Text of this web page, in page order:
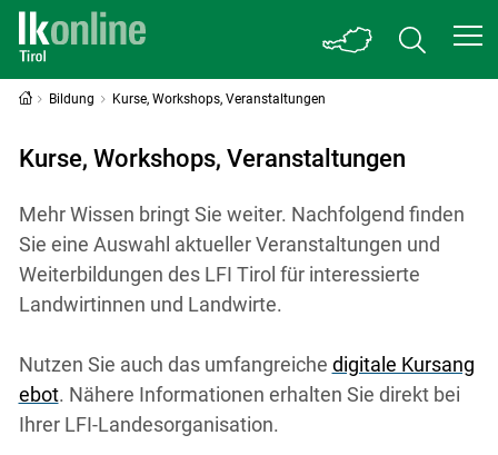
Bildung Kurse, Workshops, Veranstaltungen
Kurse, Workshops, Veranstaltungen
Mehr Wissen bringt Sie weiter. Nachfolgend finden
Sie eine Auswahl aktueller Veranstaltungen und
Weiterbildungen des LFI Tirol für interessierte
Landwirtinnen und Landwirte.
Nutzen Sie auch das umfangreiche digitale Kursang
ebot. Nähere Informationen erhalten Sie direkt bei
Ihrer LFI-Landesorganisation.